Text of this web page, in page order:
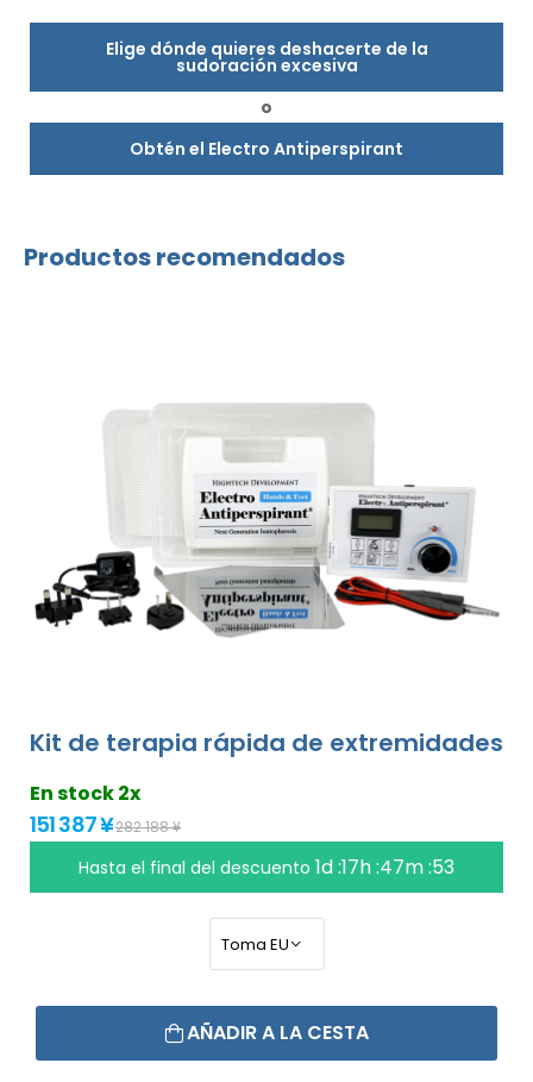
Elige dónde quieres deshacerte de la
sudoración excesiva
o
Obtén el Electro Antiperspirant
Productos recomendados
Kit de terapia rápida de extremidades
En stock 2x
151 387 ¥282 188 ¥
Hasta el final del descuento 1d :17h :47m :53
AÑADIR A LA CESTA